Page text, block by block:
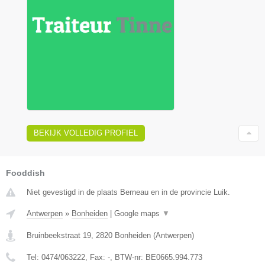
BEKIJK VOLLEDIG PROFIEL
Fooddish
Niet gevestigd in de plaats Berneau en in de provincie Luik.
Antwerpen » Bonheiden | Google maps ▼
Bruinbeekstraat 19 2820 Bonheiden (Antwerpen)
Tel: 0474/063222 , Fax: - , BTW-nr: BE0665.994.773